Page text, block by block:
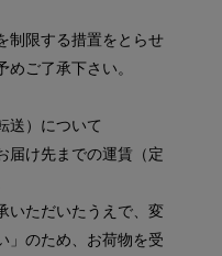
制限する措置をとらせ
ご了承下さい。
送）について
届け先までの運賃（定
いただいたうえで、変
」のため、お荷物を受